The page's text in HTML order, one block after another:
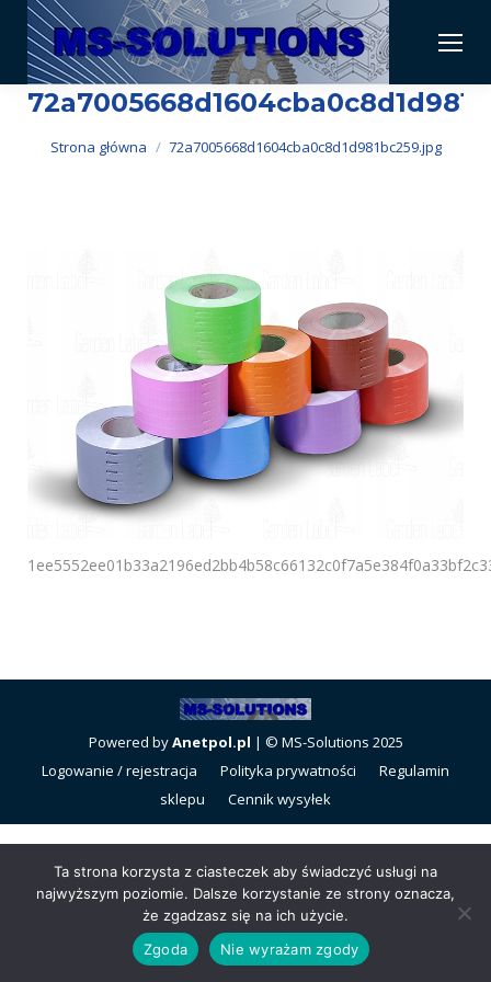
Jesteś tutaj:
Strona główna 72a7005668d1604cba0c8d1d981bc259.jpg
Powered byAnetpol.pl | © MS-Solutions 2025
Logowanie / rejestracja
Polityka prywatności
Regulamin
sklepu
Cennik wysyłek
Ta strona korzysta z ciasteczek aby świadczyć usługi na
najwyższym poziomie. Dalsze korzystanie ze strony oznacza,
że zgadzasz się na ich użycie.
Zgoda
Nie wyrażam zgody